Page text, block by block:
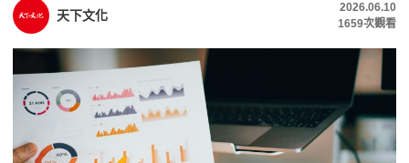
天下文化
2026.06.10
1659次觀看